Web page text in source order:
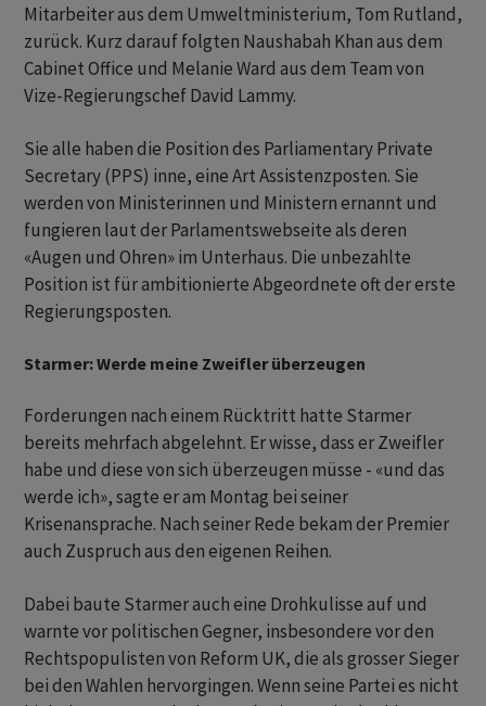
Mitarbeiter aus dem Umweltministerium, Tom Rutland,
zurück. Kurz darauf folgten Naushabah Khan aus dem
Cabinet Office und Melanie Ward aus dem Team von
Vize-Regierungschef David Lammy.
Sie alle haben die Position des Parliamentary Private
Secretary (PPS) inne, eine Art Assistenzposten. Sie
werden von Ministerinnen und Ministern ernannt und
fungieren laut der Parlamentswebseite als deren
«Augen und Ohren» im Unterhaus. Die unbezahlte
Position ist für ambitionierte Abgeordnete oft der erste
Regierungsposten.
Starmer: Werde meine Zweifler überzeugen
Forderungen nach einem Rücktritt hatte Starmer
bereits mehrfach abgelehnt. Er wisse, dass er Zweifler
habe und diese von sich überzeugen müsse - «und das
werde ich», sagte er am Montag bei seiner
Krisenansprache. Nach seiner Rede bekam der Premier
auch Zuspruch aus den eigenen Reihen.
Dabei baute Starmer auch eine Drohkulisse auf und
warnte vor politischen Gegner, insbesondere vor den
Rechtspopulisten von Reform UK, die als grosser Sieger
bei den Wahlen hervorgingen. Wenn seine Partei es nicht